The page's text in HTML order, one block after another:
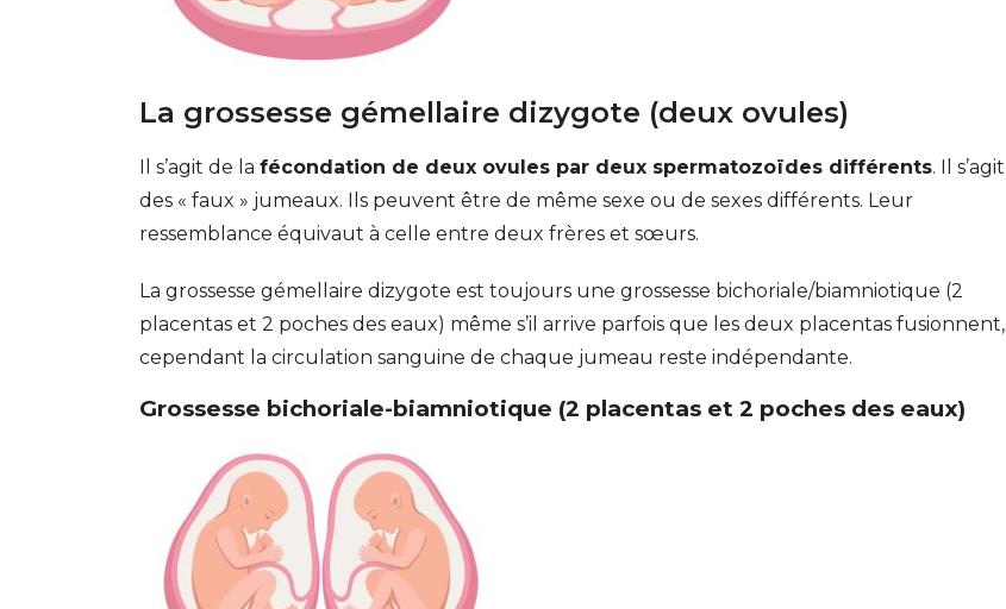
La grossesse gémellaire dizygote (deux ovules)
Il s’agit de la fécondation de deux ovules par deux spermatozoïdes différents. Il s’agit
des « faux » jumeaux. Ils peuvent être de même sexe ou de sexes différents. Leur
ressemblance équivaut à celle entre deux frères et sœurs.
La grossesse gémellaire dizygote est toujours une grossesse bichoriale/biamniotique (2
placentas et 2 poches des eaux) même s’il arrive parfois que les deux placentas fusionnent,
cependant la circulation sanguine de chaque jumeau reste indépendante.
Grossesse bichoriale-biamniotique (2 placentas et 2 poches des eaux)